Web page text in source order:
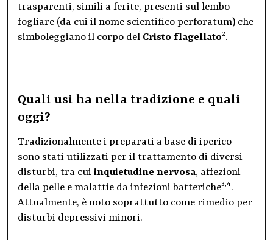
trasparenti, simili a ferite, presenti sul lembo
fogliare (da cui il nome scientifico perforatum) che
simboleggiano il corpo del Cristo flagellato2.
Quali usi ha nella tradizione e quali
oggi?
Tradizionalmente i preparati a base di iperico
sono stati utilizzati per il trattamento di diversi
disturbi, tra cui inquietudine nervosa, affezioni
della pelle e malattie da infezioni batteriche3,4.
Attualmente, è noto soprattutto come rimedio per
disturbi depressivi minori.